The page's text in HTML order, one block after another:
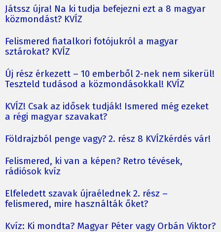
Játssz újra! Na ki tudja befejezni ezt a 8 magyar
közmondást? KVÍZ
Felismered fiatalkori fotójukról a magyar
sztárokat? KVÍZ
Új rész érkezett – 10 emberből 2-nek nem sikerül!
Teszteld tudásod a közmondásokkal! KVÍZ
KVÍZ! Csak az idősek tudják! Ismered még ezeket
a régi magyar szavakat?
Földrajzból penge vagy? 2. rész 8 KVÍZkérdés vár!
Felismered, ki van a képen? Retro tévések,
rádiósok kvíz
Elfeledett szavak újraélednek 2. rész –
felismered, mire használták őket?
Kvíz: Ki mondta? Magyar Péter vagy Orbán Viktor?